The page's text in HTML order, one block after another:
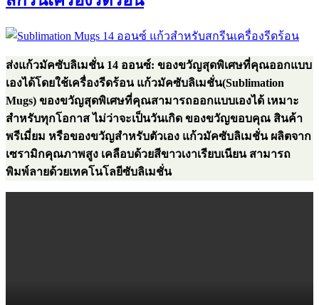
เซรามิค
ขาว
พร้อม
จาน
รอง
แก้ว-
China
ส่งแก้วมัคซับลิเมชั่น 14 ออนซ์: ของขวัญสุดพิเศษที่คุณออกแบบ
เองได้โดยใช้เครื่องรีดร้อน แก้วมัคซับลิเมชั่น(Sublimation
Mugs) ของขวัญสุดพิเศษที่คุณสามารถออกแบบเองได้ เหมาะ
สำหรับทุกโอกาส ไม่ว่าจะเป็นวันเกิด ของขวัญขอบคุณ สินค้า
พรีเมี่ยม หรือของขวัญสำหรับตัวเอง แก้วมัคซับลิเมชั่น ผลิตจาก
เซรามิกคุณภาพสูง เคลือบด้วยสีขาวเงาเรียบเนียน สามารถ
พิมพ์ลายด้วยเทคโนโลยีซับลิเมชั่น